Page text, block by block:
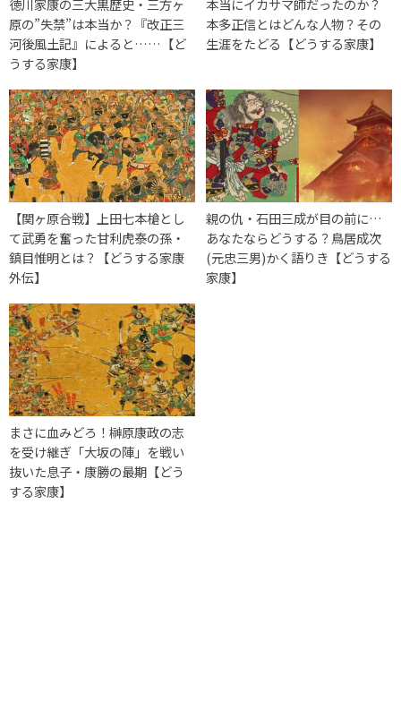
徳川家康の三大黒歴史・三方ヶ
原の”失禁”は本当か？『改正三
河後風土記』によると……【ど
うする家康】
本当にイカサマ師だったのか？
本多正信とはどんな人物？その
生涯をたどる【どうする家康】
【関ヶ原合戦】上田七本槍とし
て武勇を奮った甘利虎泰の孫・
鎮目惟明とは？【どうする家康
外伝】
親の仇・石田三成が目の前に…
あなたならどうする？鳥居成次
(元忠三男)かく語りき【どうする
家康】
まさに血みどろ！榊原康政の志
を受け継ぎ「大坂の陣」を戦い
抜いた息子・康勝の最期【どう
する家康】